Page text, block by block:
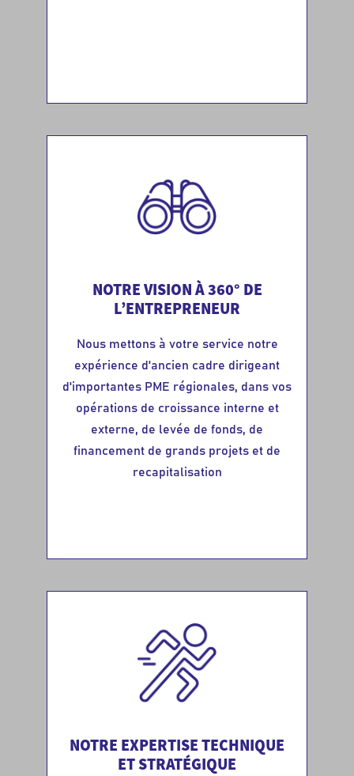
NOTRE VISION À 360° DE
L’ENTREPRENEUR
Nous mettons à votre service notre
expérience d'ancien cadre dirigeant
d'importantes PME régionales, dans vos
opérations de croissance interne et
externe, de levée de fonds, de
financement de grands projets et de
recapitalisation
NOTRE EXPERTISE TECHNIQUE
ET STRATÉGIQUE